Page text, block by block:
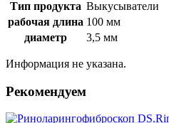
Тип продукта Выкусыватели
рабочая длина 100 мм
диаметр
3,5 мм
Информация не указана.
Рекомендуем